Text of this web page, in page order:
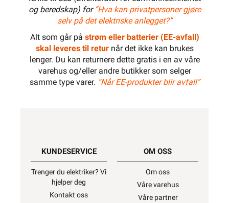
og beredskap) for “Hva kan privatpersoner gjøre
selv på det elektriske anlegget?”
Alt som går på strøm eller batterier (EE-avfall)
skal leveres til returnår det ikke kan brukes
lenger. Du kan returnere dette gratis i en av våre
varehus og/eller andre butikker som selger
samme type varer. “Når EE-produkter blir avfall”
KUNDESERVICE
Trenger du elektriker? Vi
hjelper deg
Kontakt oss
OM OSS
Om oss
Våre varehus
Våre partner